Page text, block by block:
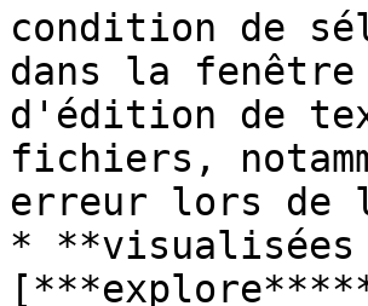
condition de
dans la
d'édition de
fichiers,
erreur lors de
*